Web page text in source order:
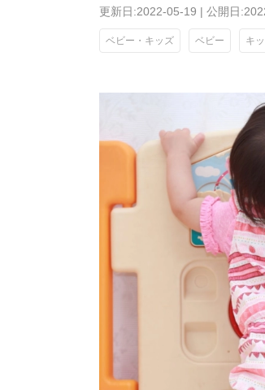
更新日:2022-05-19 | 公開日
ベビー・キッズ ベビー キ